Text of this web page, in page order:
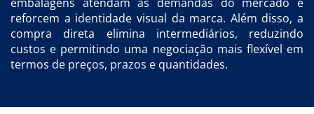
reforcem a identidade visual da marca. Além disso, a
compra direta elimina intermediários, reduzindo
custos e permitindo uma negociação mais flexível em
termos de preços, prazos e quantidades.